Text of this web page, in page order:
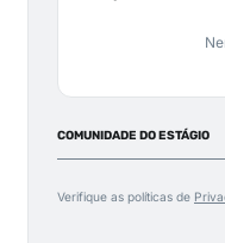
COMUNIDADE DO ESTÁGIO
Verifique as políticas de